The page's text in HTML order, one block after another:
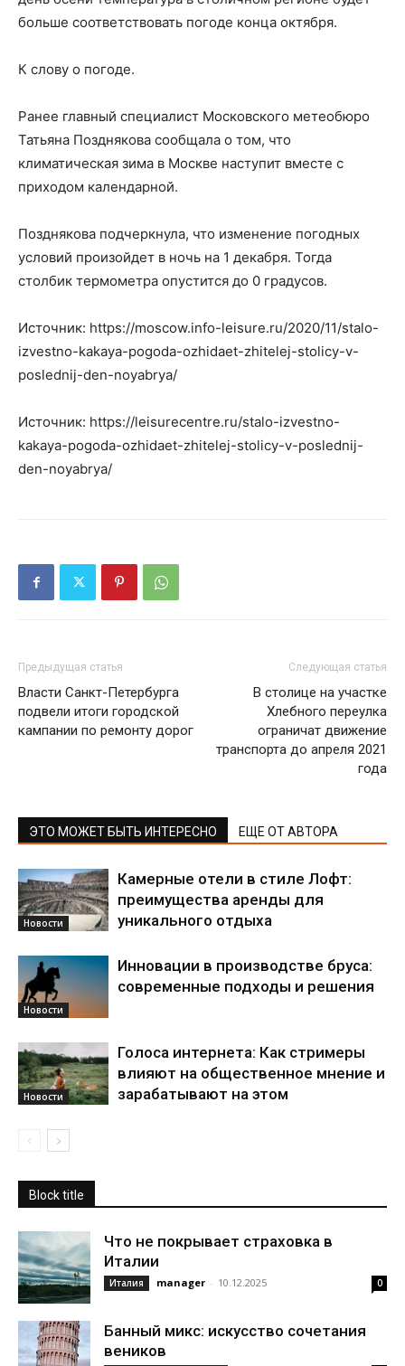
больше соответствовать погоде конца октября.
К слову о погоде.
Ранее главный специалист Московского метеобюро
Татьяна Позднякова сообщала о том, что
климатическая зима в Москве наступит вместе с
приходом календарной.
Позднякова подчеркнула, что изменение погодных
условий произойдет в ночь на 1 декабря. Тогда
столбик термометра опустится до 0 градусов.
Источник: https://moscow.info-leisure.ru/2020/11/stalo-
izvestno-kakaya-pogoda-ozhidaet-zhitelej-stolicy-v-
poslednij-den-noyabrya/
Источник: https://leisurecentre.ru/stalo-izvestno-
kakaya-pogoda-ozhidaet-zhitelej-stolicy-v-poslednij-
den-noyabrya/
Предыдущая статья
Власти Санкт-Петербурга
подвели итоги городской
кампании по ремонту дорог
Следующая статья
В столице на участке
Хлебного переулка
ограничат движение
транспорта до апреля 2021
года
ЭТО МОЖЕТ БЫТЬ ИНТЕРЕСНО ЕЩЕ ОТ АВТОРА
Новости
Камерные отели в стиле Лофт:
преимущества аренды для
уникального отдыха
Новости
Инновации в производстве бруса:
современные подходы и решения
Новости
Голоса интернета: Как стримеры
влияют на общественное мнение и
зарабатывают на этом
Block title
Что не покрывает страховка в
Италии
Италия manager - 10.12.2025 0
Банный микс: искусство сочетания
веников